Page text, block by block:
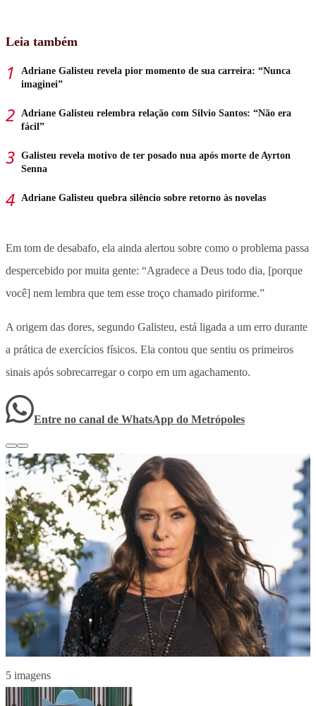
Leia também
Adriane Galisteu revela pior momento de sua carreira: “Nunca
imaginei”
Adriane Galisteu relembra relação com Silvio Santos: “Não era
fácil”
Galisteu revela motivo de ter posado nua após morte de Ayrton
Senna
Adriane Galisteu quebra silêncio sobre retorno às novelas
Em tom de desabafo, ela ainda alertou sobre como o problema passa
despercebido por muita gente: “Agradece a Deus todo dia, [porque
você] nem lembra que tem esse troço chamado piriforme.”
A origem das dores, segundo Galisteu, está ligada a um erro durante
a prática de exercícios físicos. Ela contou que sentiu os primeiros
sinais após sobrecarregar o corpo em um agachamento.
Entre no canal de WhatsApp do Metrópoles
5 imagens